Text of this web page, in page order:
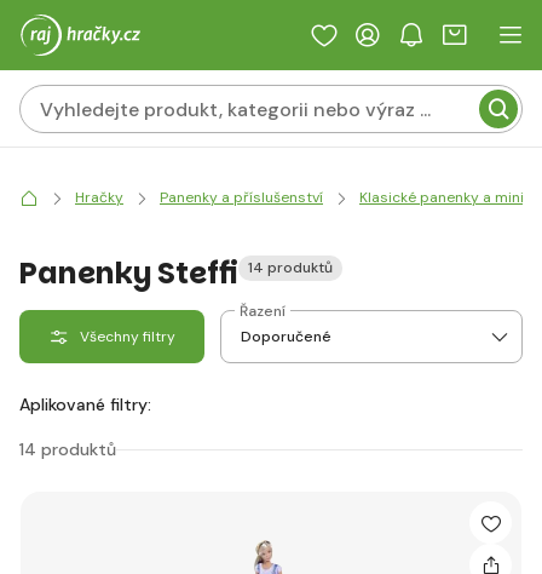
Hračky Panenky a příslušenství Klasické panenky a mini
Panenky Steffi 14 produktů
Všechny filtry
Řazení
Aplikované filtry:
14 produktů